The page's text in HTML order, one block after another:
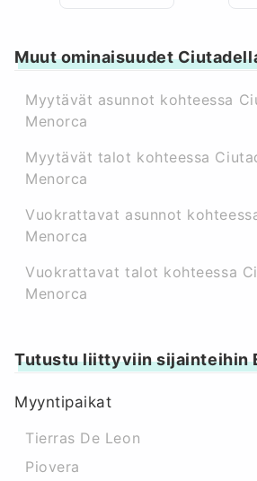
Muut ominaisuudet
Myytävät asunnot kohteessa
Menorca
Myytävät talot kohteessa
Menorca
Vuokrattavat asunnot
Menorca
Vuokrattavat talot kohteessa
Menorca
Tutustu liittyviin sijainteihin
Myyntipaikat
Tierras De Leon
Piovera